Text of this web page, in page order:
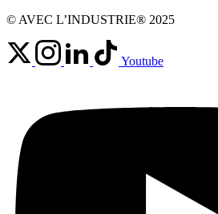
© AVEC L’INDUSTRIE® 2025
Youtube